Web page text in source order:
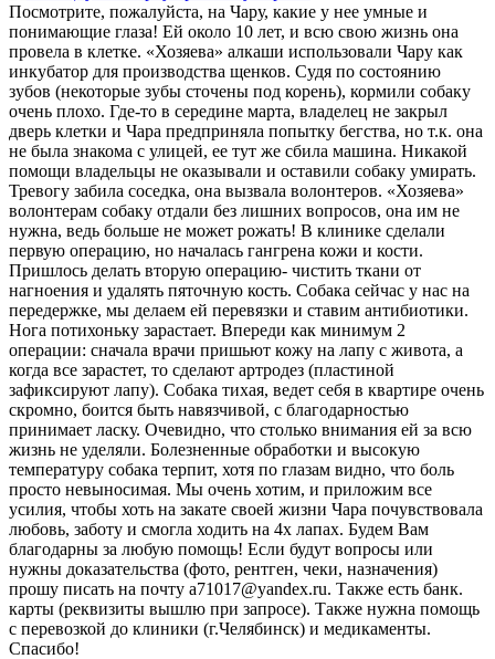
Посмотрите, пожалуйста, на Чару, какие у нее умные и
понимающие глаза! Ей около 10 лет, и всю свою жизнь она
провела в клетке. «Хозяева» алкаши использовали Чару как
инкубатор для производства щенков. Судя по состоянию
зубов (некоторые зубы сточены под корень), кормили собаку
очень плохо. Где-то в середине марта, владелец не закрыл
дверь клетки и Чара предприняла попытку бегства, но т.к. она
не была знакома с улицей, ее тут же сбила машина. Никакой
помощи владельцы не оказывали и оставили собаку умирать.
Тревогу забила соседка, она вызвала волонтеров. «Хозяева»
волонтерам собаку отдали без лишних вопросов, она им не
нужна, ведь больше не может рожать! В клинике сделали
первую операцию, но началась гангрена кожи и кости.
Пришлось делать вторую операцию- чистить ткани от
нагноения и удалять пяточную кость. Собака сейчас у нас на
передержке, мы делаем ей перевязки и ставим антибиотики.
Нога потихоньку зарастает. Впереди как минимум 2
операции: сначала врачи пришьют кожу на лапу с живота, а
когда все зарастет, то сделают артродез (пластиной
зафиксируют лапу). Собака тихая, ведет себя в квартире очень
скромно, боится быть навязчивой, с благодарностью
принимает ласку. Очевидно, что столько внимания ей за всю
жизнь не уделяли. Болезненные обработки и высокую
температуру собака терпит, хотя по глазам видно, что боль
просто невыносимая. Мы очень хотим, и приложим все
усилия, чтобы хоть на закате своей жизни Чара почувствовала
любовь, заботу и смогла ходить на 4х лапах. Будем Вам
благодарны за любую помощь! Если будут вопросы или
нужны доказательства (фото, рентген, чеки, назначения)
прошу писать на почту a71017@yandex.ru. Также есть банк.
карты (реквизиты вышлю при запросе). Также нужна помощь
с перевозкой до клиники (г.Челябинск) и медикаменты.
Спасибо!